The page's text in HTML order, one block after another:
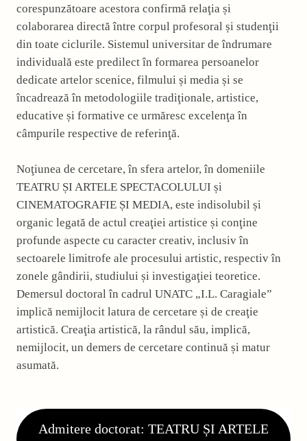
corespunzătoare acestora confirmă relaţia și
colaborarea directă între corpul profesoral și studenţii
din toate ciclurile. Sistemul universitar de îndrumare
individuală este predilect în formarea persoanelor
dedicate artelor scenice, filmului și media și se
încadrează în metodologiile tradiţionale, artistice,
educative și formative ce urmăresc excelenţa în
câmpurile respective de referinţă.
Noţiunea de cercetare, în sfera artelor, în domeniile
TEATRU ȘI ARTELE SPECTACOLULUI și
CINEMATOGRAFIE ȘI MEDIA, este indisolubil și
organic legată de actul creaţiei artistice și conţine
profunde aspecte cu caracter creativ, inclusiv în
sectoarele limitrofe ale procesului artistic, respectiv în
zonele gândirii, studiului și investigaţiei teoretice.
Demersul doctoral în cadrul UNATC „I.L. Caragiale”
implică nemijlocit latura de cercetare și de creaţie
artistică. Creaţia artistică, la rândul său, implică,
nemijlocit, un demers de cercetare continuă și matur
asumată.
Admitere doctorat: TEATRU ȘI ARTELE